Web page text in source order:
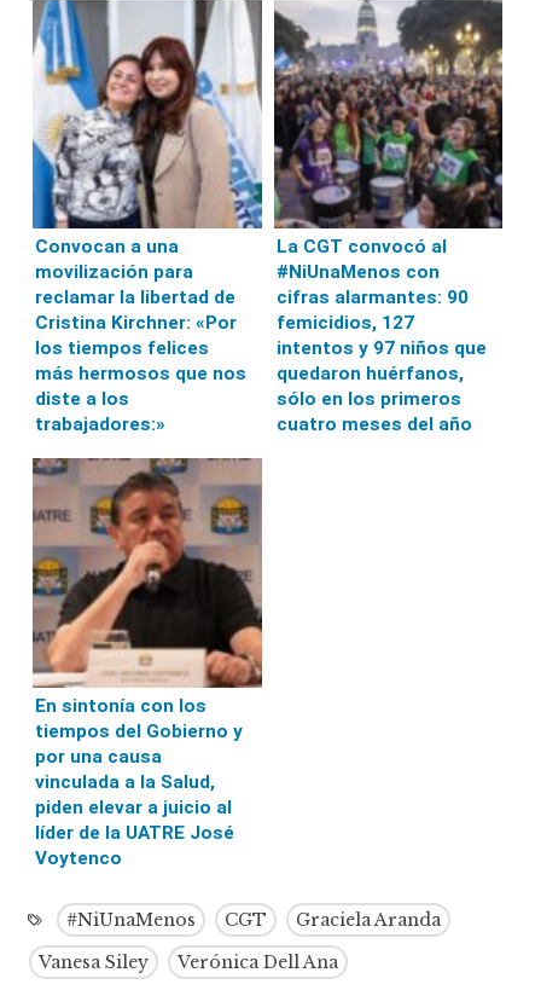
Convocan a una
movilización para
reclamar la libertad de
Cristina Kirchner: «Por
los tiempos felices
más hermosos que nos
diste a los
trabajadores:»
La CGT convocó al
#NiUnaMenos con
cifras alarmantes: 90
femicidios, 127
intentos y 97 niños que
quedaron huérfanos,
sólo en los primeros
cuatro meses del año
En sintonía con los
tiempos del Gobierno y
por una causa
vinculada a la Salud,
piden elevar a juicio al
líder de la UATRE José
Voytenco
#NiUnaMenos CGT
Graciela Aranda
Vanesa Siley
Verónica Dell Ana